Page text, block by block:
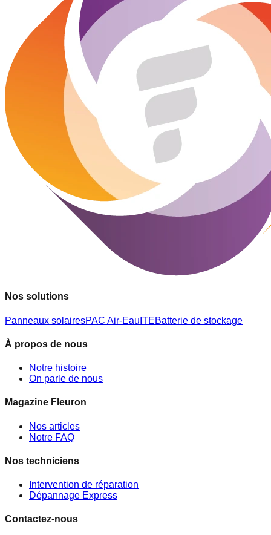
Nos solutions
Panneaux solairesPAC Air-Eau ITEBatterie de stockage
À propos de nous
Notre histoire
On parle de nous
Magazine Fleuron
Nos articles
Notre FAQ
Nos techniciens
Intervention de réparation
Dépannage Express
Contactez-nous